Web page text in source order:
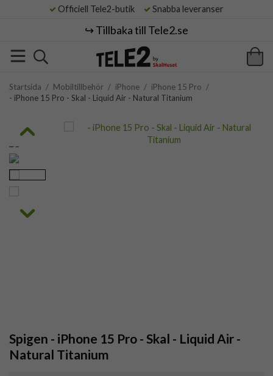
Officiell Tele2-butik Snabba leveranser
↪️ Tillbaka till Tele2.se
Startsida / Mobiltillbehör / iPhone / iPhone 15 Pro /
- iPhone 15 Pro - Skal - Liquid Air - Natural Titanium
Spigen - iPhone 15 Pro - Skal - Liquid Air -
Natural Titanium